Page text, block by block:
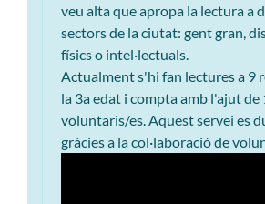
veu alta que apropa la lectura a
sectors de la ciutat: gent gran,
físics o intel·lectuals.
Actualment s'hi fan lectures a 9
la 3a edat i compta amb l'ajut de
voluntaris/es. Aquest servei es
gràcies a la col·laboració de